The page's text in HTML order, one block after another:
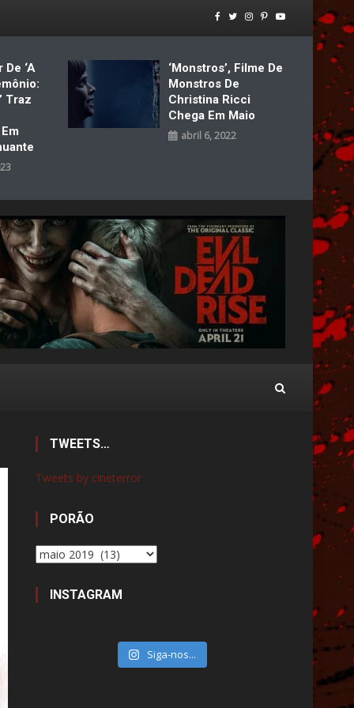
De ‘A
Traz
‘Monstros’, Filme De
Monstros De
Christina Ricci
Chega Em Maio
abril 6, 2022
TWEETS…
Tweets by cineterror
PORÃO
Porão
INSTAGRAM
Siga-nos...